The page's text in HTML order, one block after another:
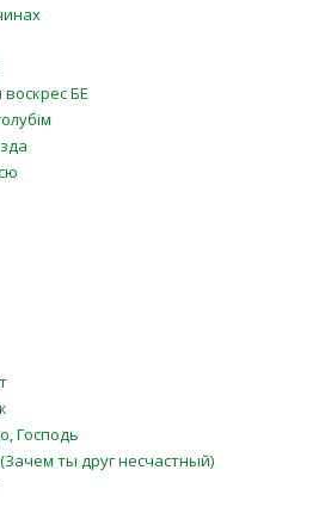
БЕ
Господь
ты друг несчастный)